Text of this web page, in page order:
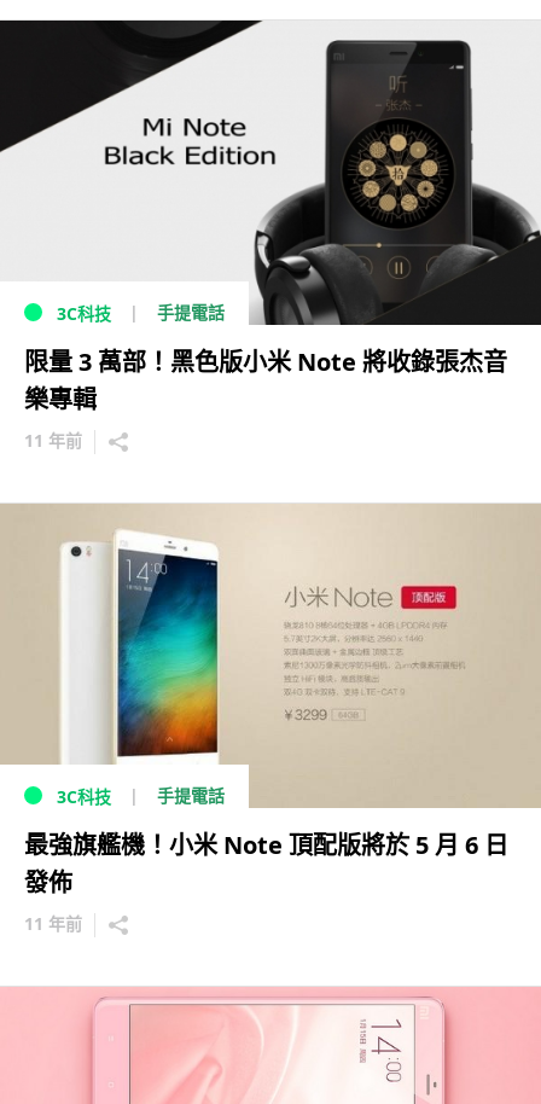
3C科技 手提電話
限量 3 萬部！黑色版小米 Note 將收錄張杰音
樂專輯
11 年前
3C科技 手提電話
最強旗艦機！小米 Note 頂配版將於 5 月 6 日
發佈
11 年前